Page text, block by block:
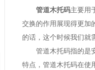
管道木托码主要用
交换的作用展现得更加
的话，这个时候我们就
管道木托码指的是安
特点，管道木托码在使